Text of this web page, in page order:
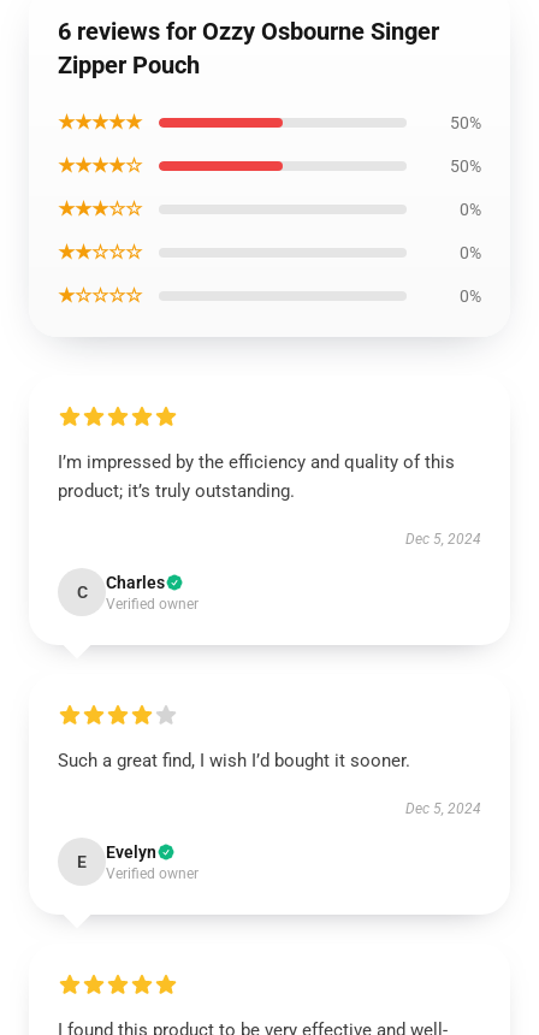
6 reviews for Ozzy Osbourne Singer
Zipper Pouch
★★★★★ 50%
★★★★☆ 50%
★★★☆☆ 0%
★★☆☆☆ 0%
★☆☆☆☆ 0%
I’m impressed by the efficiency and quality of this
product; it’s truly outstanding.
Dec 5, 2024
C Charles
Verified owner
Such a great find, I wish I’d bought it sooner.
Dec 5, 2024
E Evelyn
Verified owner
I found this product to be very effective and well-